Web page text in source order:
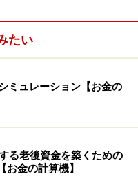
ト減少しています。
たい
ミュレーション【お金の
る老後資金を築くための
お金の計算機】